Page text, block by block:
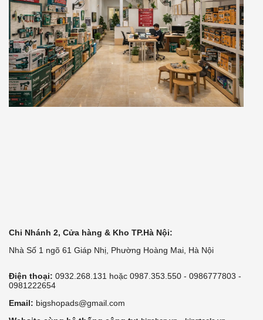
Chi Nhánh 2, Cửa hàng & Kho TP.Hà Nội:
Nhà Số 1 ngõ 61 Giáp Nhị, Phường Hoàng Mai, Hà Nội
Điện thoại: 0932.268.131 hoặc 0987.353.550 - 0986777803 -
0981222654
Email: bigshopads@gmail.com